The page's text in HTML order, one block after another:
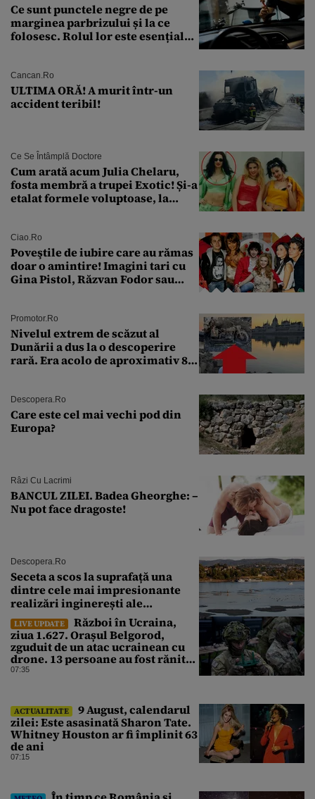
Ce sunt punctele negre de pe
marginea parbrizului și la ce
folosesc. Rolul lor este esențial
Cancan.ro
ULTIMA ORĂ! A murit într-un
accident teribil!
Ce Se Întâmplă Doctore
Cum arată acum Julia Chelaru,
fosta membră a trupei Exotic! Și-a
etalat formele voluptoase, la
Ciao.ro
Poveştile de iubire care au rămas
doar o amintire! Imagini tari cu
Gina Pistol, Răzvan Fodor sau
Promotor.ro
Nivelul extrem de scăzut al
Dunării a dus la o descoperire
rară. Era acolo de aproximativ 80
Descopera.ro
Care este cel mai vechi pod din
Europa?
Râzi Cu Lacrimi
BANCUL ZILEI. Badea Gheorghe: –
Nu pot face dragoste!
Descopera.ro
Seceta a scos la suprafață una
dintre cele mai impresionante
realizări inginerești ale
Imperiului Roman
LIVE UPDATE
Război în Ucraina,
ziua 1.627. Orașul Belgorod,
zguduit de un atac ucrainean cu
drone. 13 persoane au fost rănite
și mai multe clădiri, incendiate
07:35
ACTUALITATE
9 August, calendarul
zilei: Este asasinată Sharon Tate.
Whitney Houston ar fi împlinit 63
de ani
07:15